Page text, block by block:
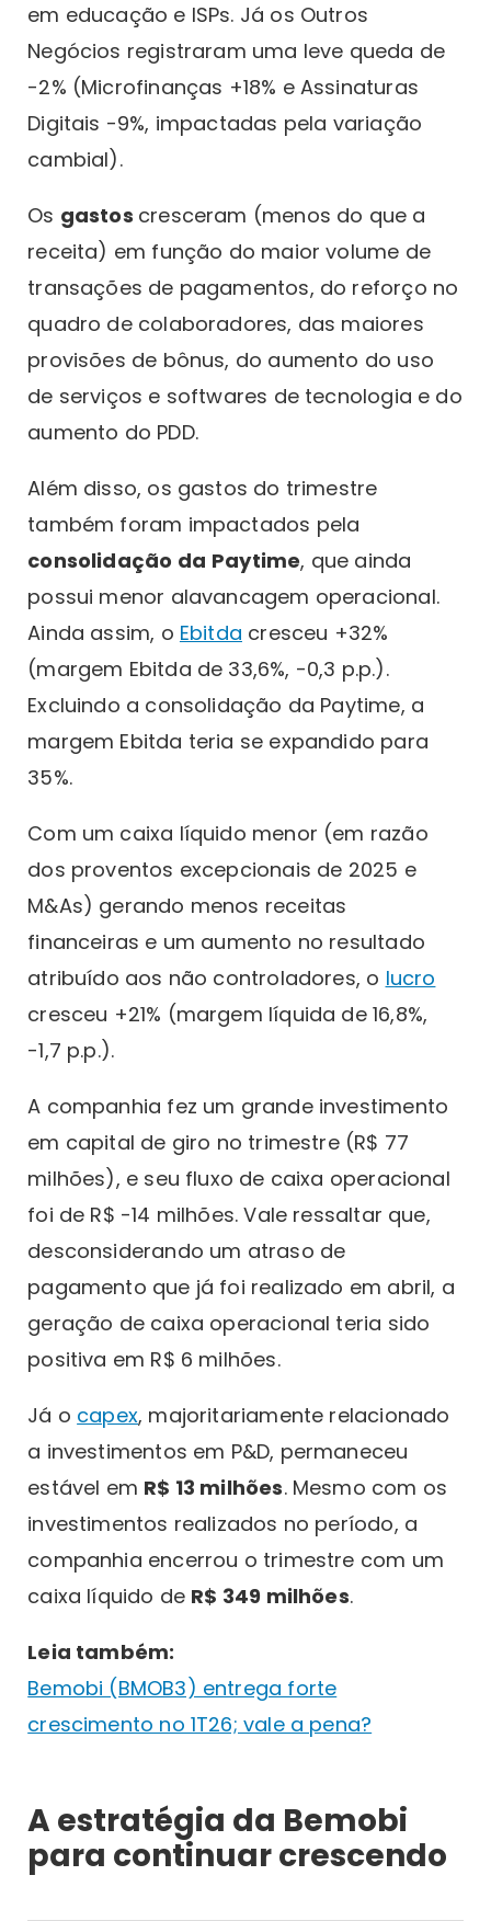
em educação e ISPs. Já os Outros
Negócios registraram uma leve queda de
-2% (Microfinanças +18% e Assinaturas
Digitais -9%, impactadas pela variação
cambial).
Os gastos cresceram (menos do que a
receita) em função do maior volume de
transações de pagamentos, do reforço no
quadro de colaboradores, das maiores
provisões de bônus, do aumento do uso
de serviços e softwares de tecnologia e do
aumento do PDD.
Além disso, os gastos do trimestre
também foram impactados pela
consolidação da Paytime, que ainda
possui menor alavancagem operacional.
Ainda assim, o Ebitda cresceu +32%
(margem Ebitda de 33,6%, -0,3 p.p.).
Excluindo a consolidação da Paytime, a
margem Ebitda teria se expandido para
35%.
Com um caixa líquido menor (em razão
dos proventos excepcionais de 2025 e
M&As) gerando menos receitas
financeiras e um aumento no resultado
atribuído aos não controladores, o lucro
cresceu +21% (margem líquida de 16,8%,
-1,7 p.p.).
A companhia fez um grande investimento
em capital de giro no trimestre (R$ 77
milhões), e seu fluxo de caixa operacional
foi de R$ -14 milhões. Vale ressaltar que,
desconsiderando um atraso de
pagamento que já foi realizado em abril, a
geração de caixa operacional teria sido
positiva em R$ 6 milhões.
Já o capex, majoritariamente relacionado
a investimentos em P&D, permaneceu
estável em R$ 13 milhões. Mesmo com os
investimentos realizados no período, a
companhia encerrou o trimestre com um
caixa líquido de R$ 349 milhões.
Leia também:
Bemobi (BMOB3) entrega forte
crescimento no 1T26; vale a pena?
A estratégia da Bemobi
para continuar crescendo